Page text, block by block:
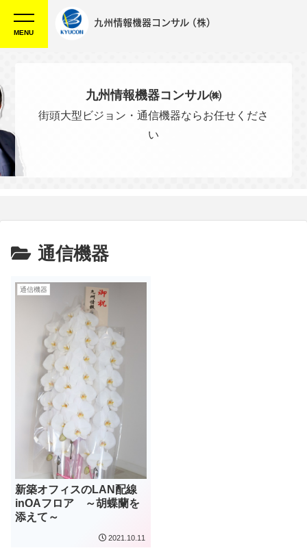
MENU
九州情報機器コンサル (株)
九州情報機器コンサル㈱
街頭大型ビジョン・通信機器ならお任せくださ
い
通信機器
通信機器
新築オフィスのLAN配線
inOAフロア ～胡蝶蘭を
添えて～
2021.10.11